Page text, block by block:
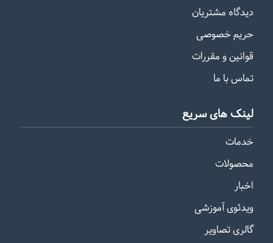
دیدگاه مشتریان
حریم خصوصی
قوانین و مقررات
تماس با ما
لینک های سریع
خدمات
محصولات
اخبار
ویدئوی آموزشی
گالری تصاویر